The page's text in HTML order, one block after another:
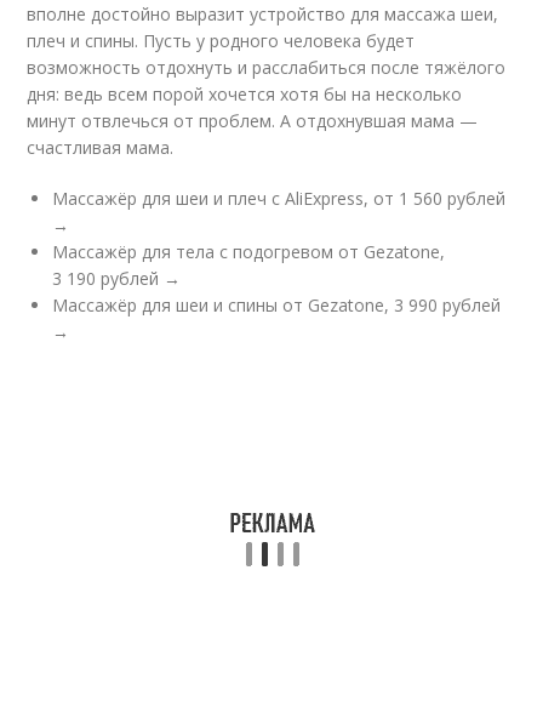
вполне достойно выразит устройство для массажа шеи,
плеч и спины. Пусть у родного человека будет
возможность отдохнуть и расслабиться после тяжёлого
дня: ведь всем порой хочется хотя бы на несколько
минут отвлечься от проблем. А отдохнувшая мама —
счастливая мама.
Массажёр для шеи и плеч с AliExpress, от 1 560 рублей
→
Массажёр для тела с подогревом от Gezatone,
3 190 рублей →
Массажёр для шеи и спины от Gezatone, 3 990 рублей
→